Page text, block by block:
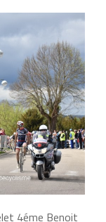
4éme Benoit